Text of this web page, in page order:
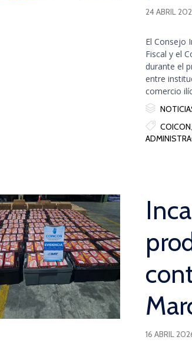
24 ABRIL
El Consejo
Fiscal y el
durante el
entre
comercio
 Category
 Tags
COICON,
16 ABRIL